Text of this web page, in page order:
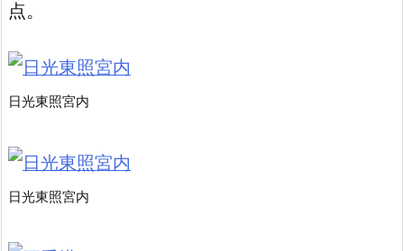
点。
日光東照宮内
日光東照宮内